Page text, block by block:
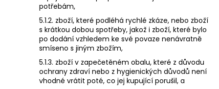
potřebám,
5.1.2. zboží, které podléhá rychlé zkáze, nebo zboží
s krátkou dobou spotřeby, jakož i zboží, které bylo
po dodání vzhledem ke své povaze nenávratně
smíseno s jiným zbožím,
5.1.3. zboží v zapečetěném obalu, které z důvodu
ochrany zdraví nebo z hygienických důvodů není
vhodné vrátit poté, co jej kupující porušil, a